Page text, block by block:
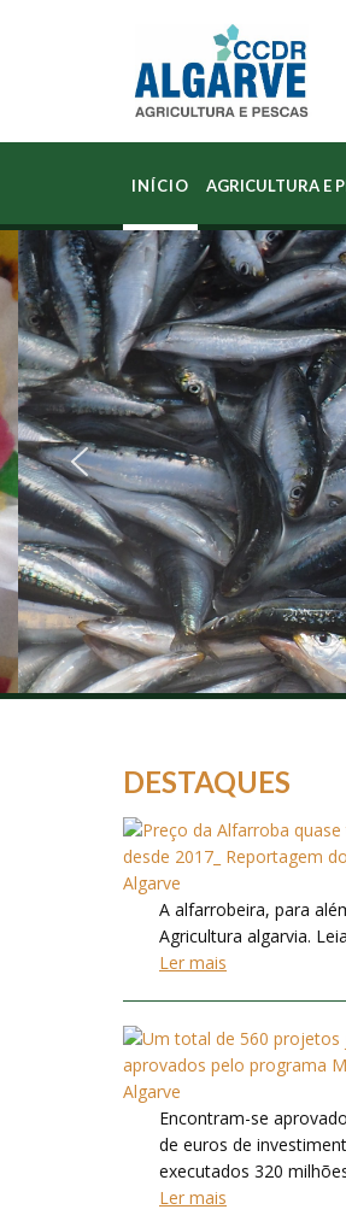
INÍCIO AGRICULTURA E
DESTAQUES
A alfarrobeira, para
Agricultura algarvia.
Ler mais
Encontram-se
de euros de
executados 320
Ler mais